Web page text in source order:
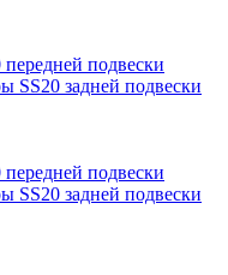
подвески
SS20 задней подвески
подвески
SS20 задней подвески